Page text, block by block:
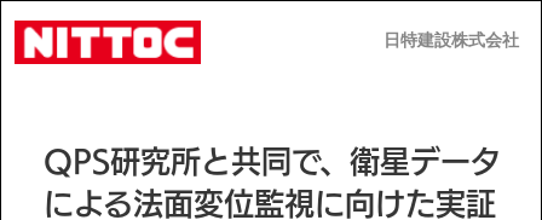
日特建設株式会社
日特建設株式会社
QPS研究所と共同で、衛星データ
による法面変位監視に向けた実証